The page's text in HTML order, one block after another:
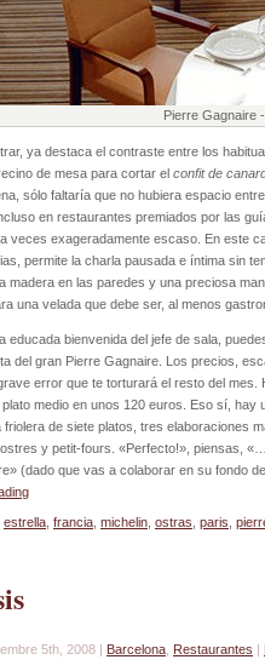
Pierre Gagnaire
ya destaca el contraste entre los
de mesa para cortar el confit de
sólo faltaría que no hubiera espacio
en restaurantes premiados por las
veces exageradamente escaso. En este
permite la charla pausada e íntima sin
madera en las paredes y una preciosa
una velada que debe ser, al menos
educada bienvenida del jefe de sala,
del gran Pierre Gagnaire. Los precios,
error que te torturará el resto del mes.
medio en unos 120 euros. Eso sí, hay
friolera de siete platos, tres elaboraciones
y petit-fours. «Perfecto!», piensas,
(dado que vas a colaborar en su fondo
estrella francia michelin ostras paris
5th, 2008 | Barcelona Restaurantes |